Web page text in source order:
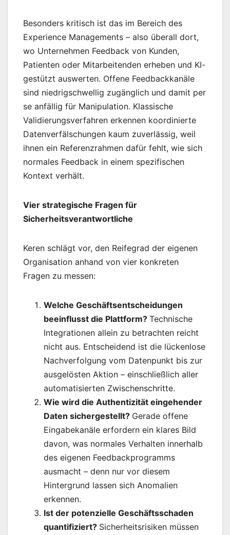
Besonders kritisch ist das im Bereich des
Experience Managements – also überall dort,
wo Unternehmen Feedback von Kunden,
Patienten oder Mitarbeitenden erheben und KI-
gestützt auswerten. Offene Feedbackkanäle
sind niedrigschwellig zugänglich und damit per
se anfällig für Manipulation. Klassische
Validierungsverfahren erkennen koordinierte
Datenverfälschungen kaum zuverlässig, weil
ihnen ein Referenzrahmen dafür fehlt, wie sich
normales Feedback in einem spezifischen
Kontext verhält.
Vier strategische Fragen für
Sicherheitsverantwortliche
Keren schlägt vor, den Reifegrad der eigenen
Organisation anhand von vier konkreten
Fragen zu messen:
Welche Geschäftsentscheidungen
beeinflusst die Plattform? Technische
Integrationen allein zu betrachten reicht
nicht aus. Entscheidend ist die lückenlose
Nachverfolgung vom Datenpunkt bis zur
ausgelösten Aktion – einschließlich aller
automatisierten Zwischenschritte.
Wie wird die Authentizität eingehender
Daten sichergestellt? Gerade offene
Eingabekanäle erfordern ein klares Bild
davon, was normales Verhalten innerhalb
des eigenen Feedbackprogramms
ausmacht – denn nur vor diesem
Hintergrund lassen sich Anomalien
erkennen.
Ist der potenzielle Geschäftsschaden
quantifiziert? Sicherheitsrisiken müssen